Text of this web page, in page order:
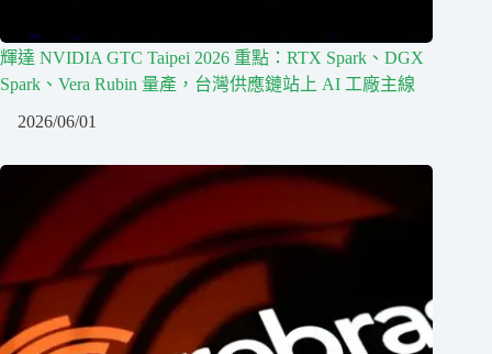
輝達 NVIDIA GTC Taipei 2026 重點：RTX Spark、DGX
Spark、Vera Rubin 量產，台灣供應鏈站上 AI 工廠主線
2026/06/01